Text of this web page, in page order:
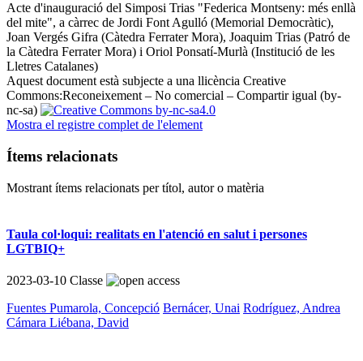
Acte d'inauguració del Simposi Trias "Federica Montseny: més enllà
del mite", a càrrec de Jordi Font Agulló (Memorial Democràtic),
Joan Vergés Gifra (Càtedra Ferrater Mora), Joaquim Trias (Patró de
la Càtedra Ferrater Mora) i Oriol Ponsatí-Murlà (Institució de les
Lletres Catalanes) ​
Aquest document està subjecte a una llicència Creative
Commons:Reconeixement – No comercial – Compartir igual (by-
nc-sa)
Mostra el registre complet de l'element
Ítems relacionats
Mostrant ítems relacionats per títol, autor o matèria
Taula col·loqui: realitats en l'atenció en salut i persones
LGTBIQ+
2023-03-10 Classe
Fuentes Pumarola, Concepció Bernácer, Unai Rodríguez, Andrea
Cámara Liébana, David